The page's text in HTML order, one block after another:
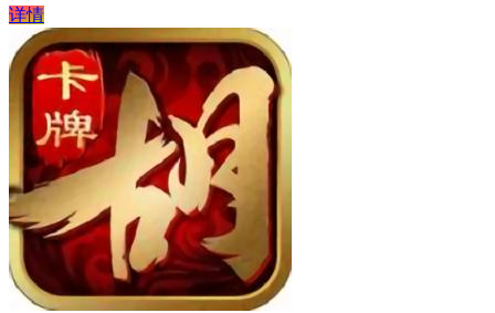
详情